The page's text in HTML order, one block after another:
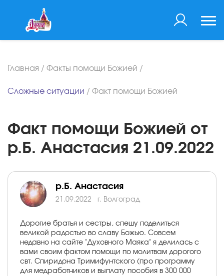
Главная / Факты помощи Божией /
Сложные ситуации / Факт помощи Божией
Факт помощи Божией от
р.Б. Анастасия 21.09.2022
р.Б. Анастасия
21.09.2022 г. Волгоград
Дорогие братья и сестры, спешу поделиться
великой радостью во славу Божью. Совсем
недавно на сайте "Духовного Маяка" я делилась с
вами своим фактом помощи по молитвам дорогого
свт. Спиридона Тримифунтского (про программу
для медработников и выплату пособия в 300 000